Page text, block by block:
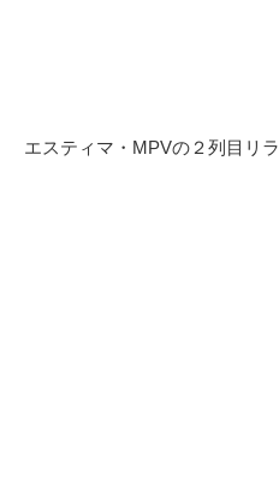
エスティマ・MPVの２列目リ